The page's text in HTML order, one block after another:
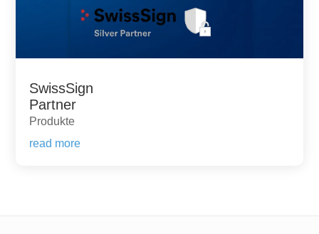
SwissSign
Partner
Produkte
read more